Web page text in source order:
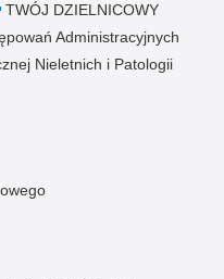
TWÓJ DZIELNICOWY
Administracyjnych
Nieletnich i Patologii